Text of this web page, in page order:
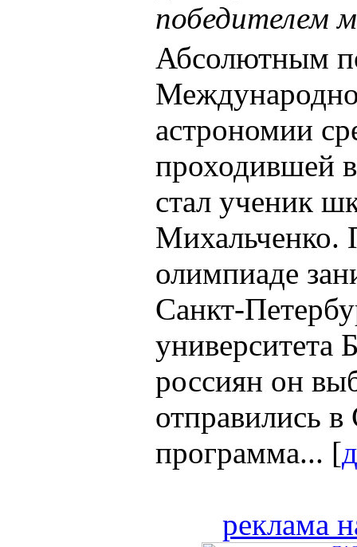
победителем
Абсолютным
астрономии
проходившей
стал ученик
Михальченко.
олимпиаде
Санкт-
россиян он
отправились
программа... [
реклама